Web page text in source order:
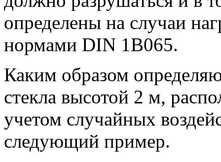
определены на случаи
нормами DIN 1В065.
Каким образом
стекла высотой 2 м,
учетом случайных
следующий пример.